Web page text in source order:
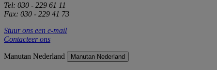
Tel: 030 - 229 61 11
Fax: 030 - 229 41 73
Stuur ons een e-mail
Contacteer ons
Manutan Nederland Manutan Nederland